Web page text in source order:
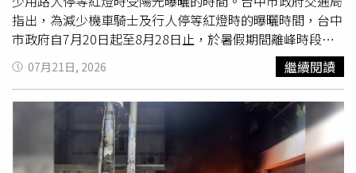
指出，為減少機車騎士及行人停等紅燈時的曝曬時間，台中
市政府自7月20日起至8月28日止，於暑假期間離峰時段試
辦「交通號誌紅燈減秒專案」，將4條主要幹道路口號誌週
期由原本180秒縮短至150秒，實施路段涵蓋中清路、崇德
路、文心路及進化北路等4條主要幹道，共67處路口。試辦
期間為每週一至週五上午9時至下午4時，預估各路口平均可
減少15至25秒紅燈秒數，縮短用路人停等時間，提升夏季
通行舒適度。交通局長葉昭甫表示，截至今年6月底，台中
07月21日, 2026 繼續閱讀